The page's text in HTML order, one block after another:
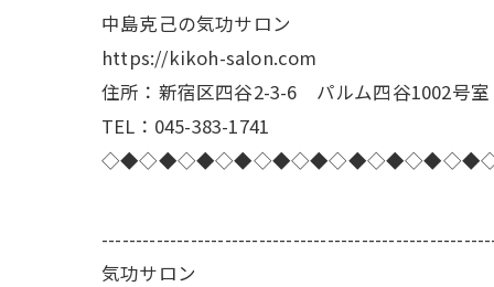
中島克己の気功サロン
https://kikoh-salon.com
住所：新宿区四谷2-3-6 パルム四谷1002号室
TEL：045-383-1741
気功サロン